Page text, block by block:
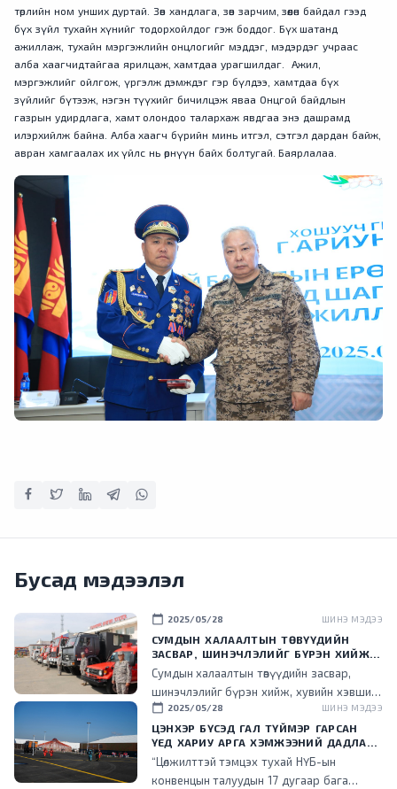
төрлийн ном унших дуртай. Зөв хандлага, зөв зарчим, зөөлөн байдал гээд
бүх зүйл тухайн хүнийг тодорхойлдог гэж боддог. Бүх шатанд
ажиллаж, тухайн мэргэжлийн онцлогийг мэддэг, мэдэрдэг учраас
алба хаагчидтайгаа ярилцаж, хамтдаа урагшилдаг. Ажил,
мэргэжлийг ойлгож, үргэлж дэмждэг гэр бүлдээ, хамтдаа бүх
зүйлийг бүтээж, нэгэн түүхийг бичилцэж яваа Онцгой байдлын
газрын удирдлага, хамт олондоо талархаж явдгаа энэ дашрамд
илэрхийлж байна. Алба хаагч бүрийн минь итгэл, сэтгэл дардан байж,
авран хамгаалах их үйлс нь өрнүүн байх болтугай. Баярлалаа.
Бусад мэдээлэл
calendar_today 2025/05/28 ШИНЭ МЭДЭЭ
СУМДЫН ХАЛААЛТЫН ТӨВҮҮДИЙН
ЗАСВАР, ШИНЭЧЛЭЛИЙГ БҮРЭН ХИЙЖ,
ХУВИЙН ХЭВШИЛ РҮҮ МЕНЕЖМЕНТИЙГ
НЬ ШИЛЖҮҮЛСЭН ГЭДГИЙГ ОНЦОЛЛОО
Сумдын халаалтын төвүүдийн засвар,
шинэчлэлийг бүрэн хийж, хувийн хэвшил
рүү менежментийг нь шилжүүлснээр
төрийн ачаалал буурч, эдийн засгийн үр
ашигтай ажиллаж эхэлсэн гэдгийг энэ
үеэр танилцууллаа.
calendar_today 2025/05/28 ШИНЭ МЭДЭЭ
ЦЭНХЭР БҮСЭД ГАЛ ТҮЙМЭР ГАРСАН
ҮЕД ХАРИУ АРГА ХЭМЖЭЭНИЙ ДАДЛАГА
СУРГУУЛИЙГ ЗОХИОН БАЙГУУЛЛАА
“Цөлжилттэй тэмцэх тухай НҮБ-ын
конвенцын талуудын 17 дугаар бага